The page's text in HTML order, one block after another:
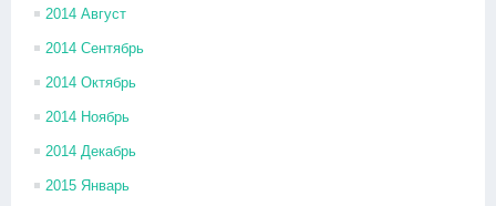
2014 Август
2014 Сентябрь
2014 Октябрь
2014 Ноябрь
2014 Декабрь
2015 Январь